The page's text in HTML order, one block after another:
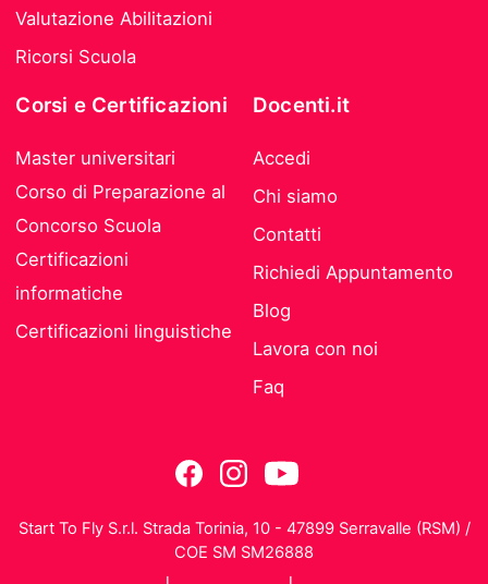
Valutazione Abilitazioni
Ricorsi Scuola
Corsi e Certificazioni
Master universitari
Corso di Preparazione al
Concorso Scuola
Certificazioni
informatiche
Certificazioni linguistiche
Docenti.it
Accedi
Chi siamo
Contatti
Richiedi Appuntamento
Blog
Lavora con noi
Faq
Start To Fly S.r.l. Strada Torinia, 10 - 47899 Serravalle (RSM) /
COE SM SM26888